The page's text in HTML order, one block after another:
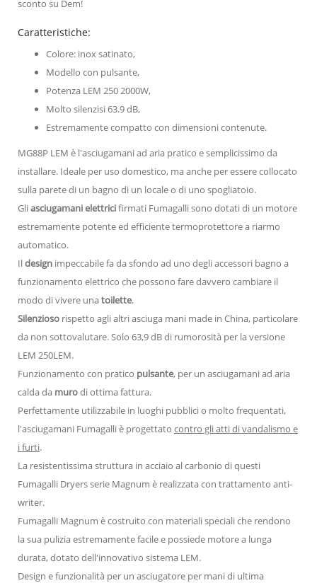
sconto su Dem!
Caratteristiche:
Colore: inox satinato,
Modello con pulsante,
Potenza LEM 250 2000W,
Molto silenzisi 63.9 dB,
Estremamente compatto con dimensioni contenute.
MG88P LEM è l'asciugamani ad aria pratico e semplicissimo da
installare. Ideale per uso domestico, ma anche per essere collocato
sulla parete di un bagno di un locale o di uno spogliatoio.
Gliasciugamani elettricifirmati Fumagalli sono dotati di un motore
estremamente potente ed efficiente termoprotettore a riarmo
automatico.
Ildesign impeccabile fa da sfondo ad uno degli accessori bagno a
funzionamento elettrico che possono fare davvero cambiare il
modo di vivere unatoilette.
Silenzioso rispetto agli altri asciuga mani made in China, particolare
da non sottovalutare. Solo 63,9 dB di rumorosità per la versione
LEM 250LEM.
Funzionamento con pratico pulsante, per un asciugamani ad aria
calda da murodi ottima fattura.
Perfettamente utilizzabile in luoghi pubblici o molto frequentati,
l'asciugamani Fumagalli è progettato contro gli atti di vandalismo e
i furti.
La resistentissima struttura in acciaio al carbonio di questi
Fumagalli Dryers serie Magnum è realizzata con trattamento anti-
writer.
Fumagalli Magnum è costruito con materiali speciali che rendono
la sua pulizia estremamente facile e possiede motore a lunga
durata, dotato dell'innovativo sistema LEM.
Design e funzionalità per un asciugatore per mani di ultima